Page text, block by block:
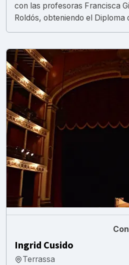
con las profesoras Francisca
Roldós, obteniendo el Diploma
Ingrid Cusido
Terrassa